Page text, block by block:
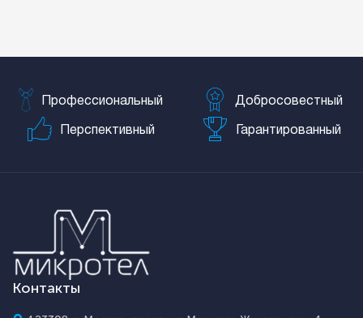
Профессиональный Добросовестный
Перспективный Гарантированный
Контакты